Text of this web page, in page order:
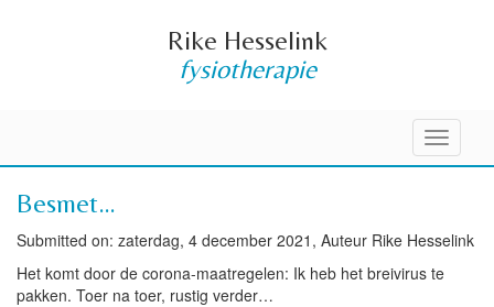
Rike Hesselink
fysiotherapie
Toggle
Besmet…
Submitted on: zaterdag, 4 december 2021, Auteur Rike Hesselink
Het komt door de corona-maatregelen: Ik heb het breivirus te
pakken. Toer na toer, rustig verder…